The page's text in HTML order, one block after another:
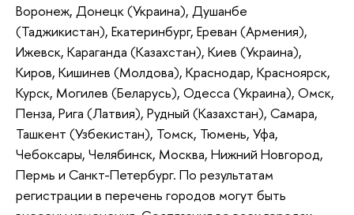
Воронеж, Донецк (Украина), Душанбе
(Таджикистан), Екатеринбург, Ереван (Армения),
Ижевск, Караганда (Казахстан), Киев (Украина),
Киров, Кишинев (Молдова), Краснодар, Красноярск,
Курск, Могилев (Беларусь), Одесса (Украина), Омск,
Пенза, Рига (Латвия), Рудный (Казахстан), Самара,
Ташкент (Узбекистан), Томск, Тюмень, Уфа,
Чебоксары, Челябинск, Москва, Нижний Новгород,
Пермь и Санкт-Петербург. По результатам
регистрации в перечень городов могут быть